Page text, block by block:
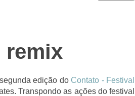
remix
edição do Contato - Festival
Transpondo as ações do festival